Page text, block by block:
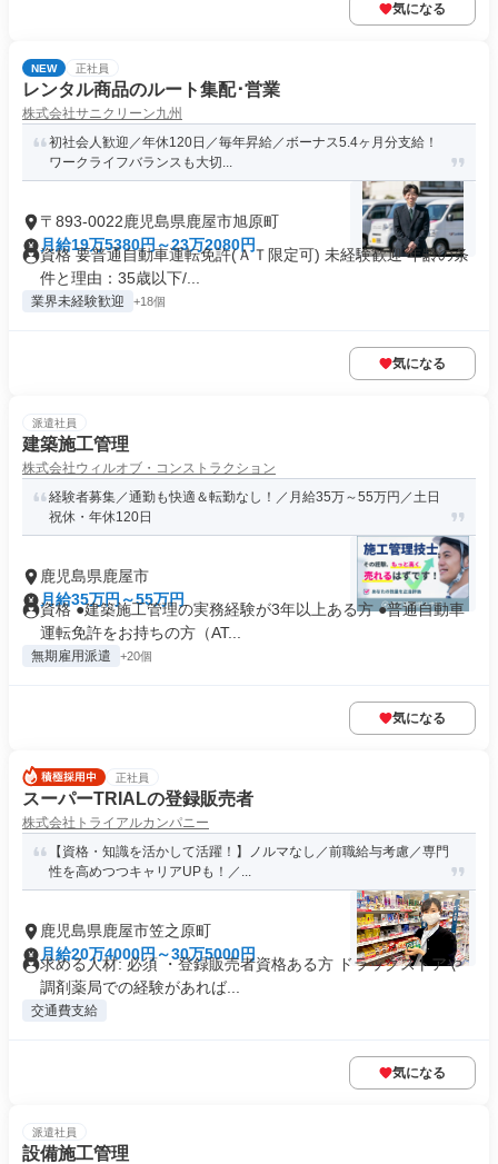
気になる
NEW 正社員
レンタル商品のルート集配･営業
株式会社サニクリーン九州
初社会人歓迎／年休120日／毎年昇給／ボーナス5.4ヶ月分支給！
ワークライフバランスも大切...
〒893-0022鹿児島県鹿屋市旭原町
月給19万5380円～23万2080円
資格 要普通自動車運転免許(ＡＴ限定可) 未経験歓迎 年齢の条
件と理由：35歳以下/...
業界未経験歓迎 +18個
気になる
派遣社員
建築施工管理
株式会社ウィルオブ・コンストラクション
経験者募集／通勤も快適＆転勤なし！／月給35万～55万円／土日
祝休・年休120日
鹿児島県鹿屋市
月給35万円～55万円
資格 ●建築施工管理の実務経験が3年以上ある方 ●普通自動車
運転免許をお持ちの方（AT...
無期雇用派遣 +20個
気になる
正社員
スーパーTRIALの登録販売者
株式会社トライアルカンパニー
【資格・知識を活かして活躍！】ノルマなし／前職給与考慮／専⾨
性を⾼めつつキャリアUPも！／...
鹿児島県鹿屋市笠之原町
月給20万4000円～30万5000円
求める人材: 必須 ・登録販売者資格ある方 ドラッグストアや
調剤薬局での経験があれば...
交通費支給
気になる
派遣社員
設備施工管理